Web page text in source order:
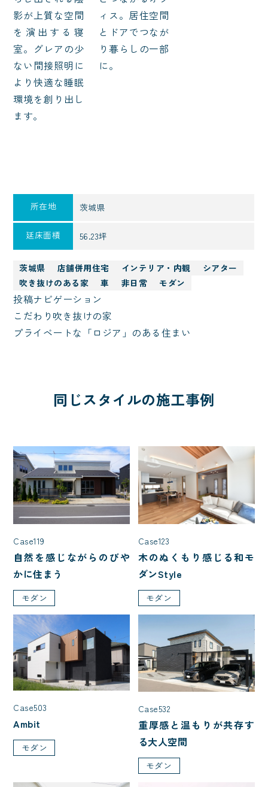
影が上質な空間
を演出する寝
室。グレアの少
ない間接照明に
より快適な睡眠
環境を創り出し
ます。
ィス。居住空間
とドアでつなが
り暮らしの一部
に。
所在地 茨城県
延床面積 56.23坪
茨城県 店舗併用住宅 インテリア・内観
シアター
吹き抜けのある家
車 非日常 モダン
投稿ナビゲーション
こだわり吹き抜けの家
プライベートな「ロジア」のある住まい
同じスタイルの施工事例
Case119
自然を感じながらのびや
かに住まう
モダン
Case123
木のぬくもり感じる和モ
ダンStyle
モダン
Case503
Ambit
モダン
Case532
重厚感と温もりが共存す
る大人空間
モダン